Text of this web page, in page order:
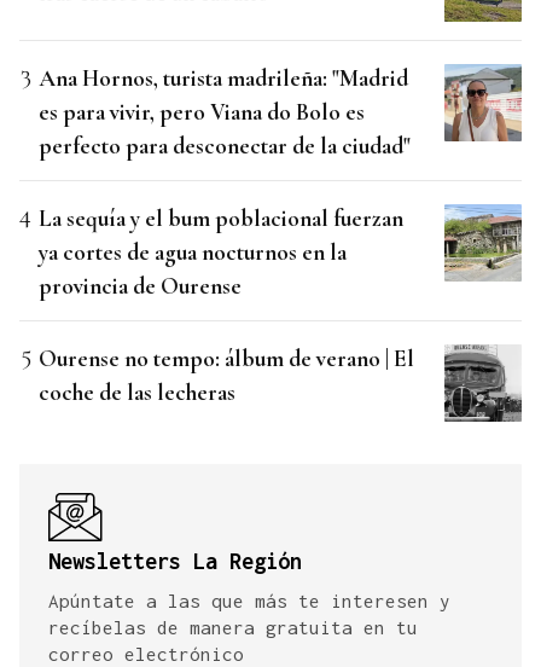
Ana Hornos, turista madrileña: "Madrid
es para vivir, pero Viana do Bolo es
perfecto para desconectar de la ciudad"
La sequía y el bum poblacional fuerzan
ya cortes de agua nocturnos en la
provincia de Ourense
Ourense no tempo: álbum de verano | El
coche de las lecheras
Newsletters La Región
Apúntate a las que más te interesen y
recíbelas de manera gratuita en tu
correo electrónico